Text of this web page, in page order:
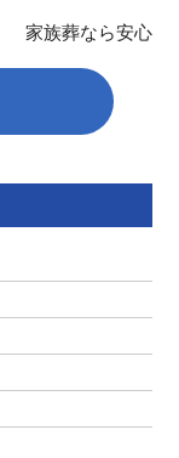
家族葬なら安心